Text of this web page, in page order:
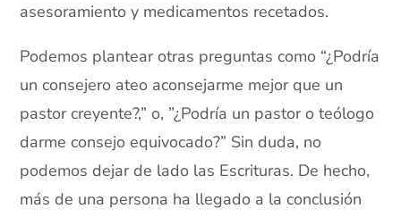
asesoramiento y medicamentos recetados.
Podemos plantear otras preguntas como “¿Podría
un consejero ateo aconsejarme mejor que un
pastor creyente?,” o, ”¿Podría un pastor o teólogo
darme consejo equivocado?” Sin duda, no
podemos dejar de lado las Escrituras. De hecho,
más de una persona ha llegado a la conclusión